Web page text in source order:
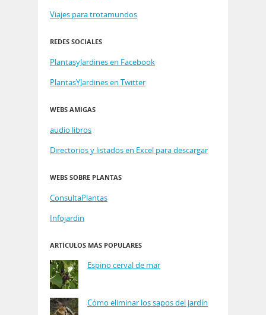
Viajes para trotamundos
REDES SOCIALES
PlantasyJardines en Facebook
PlantasYJardines en Twitter
WEBS AMIGAS
audio libros
Directorios y listados en Excel para descargar
WEBS SOBRE PLANTAS
ConsultaPlantas
Infojardin
ARTÍCULOS MÁS POPULARES
Espino cerval de mar
Cómo eliminar los sapos del jardín